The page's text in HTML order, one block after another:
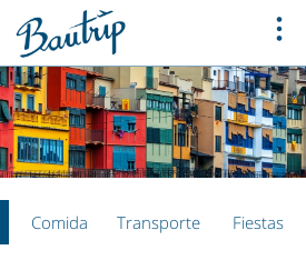
Comida Transporte Fiestas